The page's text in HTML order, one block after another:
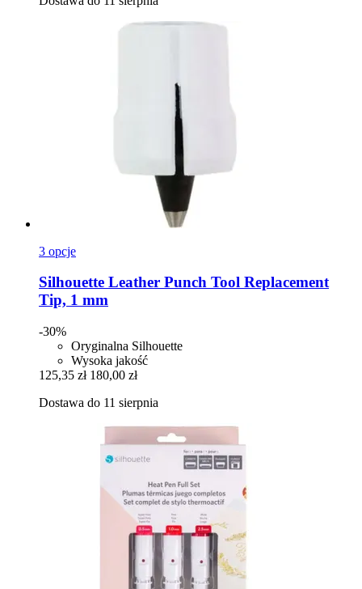
3 opcje
Silhouette Leather Punch Tool Replacement
Tip, 1 mm
-30%
Oryginalna Silhouette
Wysoka jakość
125,35 zł 180,00 zł
Dostawa do 11 sierpnia